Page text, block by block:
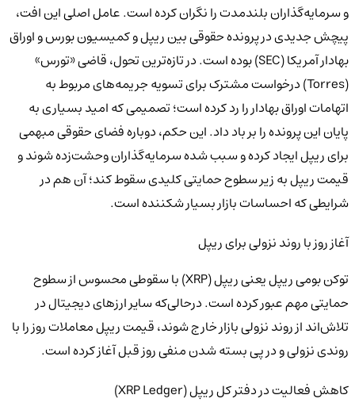
و سرمایه‌گذاران بلندمدت را نگران کرده است. عامل اصلی این افت،
پیچش جدیدی در پرونده حقوقی بین ریپل و کمیسیون بورس و اوراق
بهادار آمریکا (SEC) بوده است. در تازه‌ترین تحول، قاضی «تورس»
(Torres) درخواست مشترک برای تسویه جریمه‌های مربوط به
اتهامات اوراق بهادار را رد کرده است؛ تصمیمی که امید بسیاری به
پایان این پرونده را بر باد داد. این حکم، دوباره فضای حقوقی مبهمی
برای ریپل ایجاد کرده و سبب شده سرمایه‌گذاران وحشت‌زده شوند و
قیمت ریپل به زیر سطوح حمایتی کلیدی سقوط کند؛ آن هم در
شرایطی که احساسات بازار بسیار شکننده است.
آغاز روز با روند نزولی برای ریپل
توکن بومی ریپل یعنی ریپل (XRP) با سقوطی محسوس از سطوح
حمایتی مهم عبور کرده است. درحالی‌که سایر ارزهای دیجیتال در
تلاش‌اند از روند نزولی بازار خارج شوند، قیمت ریپل معاملات روز را با
روندی نزولی و در پی بسته شدن منفی روز قبل آغاز کرده است.
کاهش فعالیت در دفتر کل ریپل (XRP Ledger)